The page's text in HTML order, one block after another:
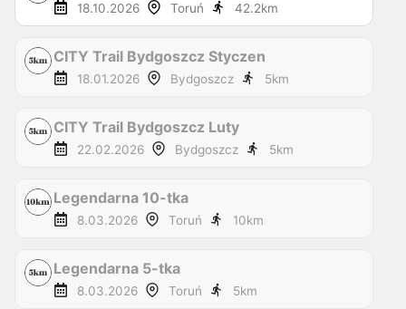
18.10.2026 Toruń 42.2km
CITY Trail Bydgoszcz Styczen
18.01.2026 Bydgoszcz 5km
CITY Trail Bydgoszcz Luty
22.02.2026 Bydgoszcz 5km
Legendarna 10-tka
8.03.2026 Toruń 10km
Legendarna 5-tka
8.03.2026 Toruń 5km